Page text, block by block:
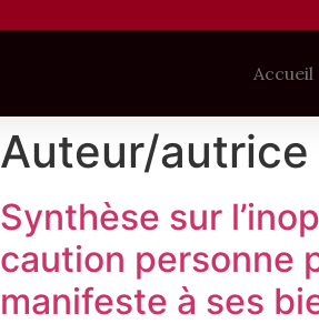
Accueil
Auteur/autrice
Synthèse sur
caution personne
manifeste à ses